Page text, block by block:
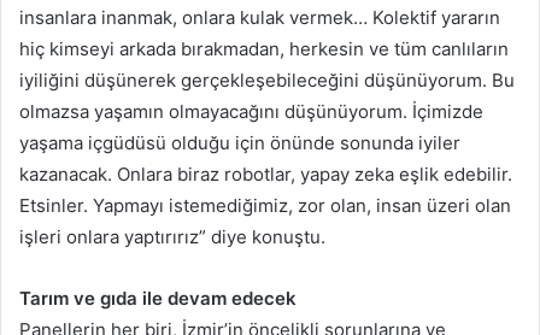
insanlara inanmak, onlara kulak vermek… Kolektif yararın
hiç kimseyi arkada bırakmadan, herkesin ve tüm canlıların
iyiliğini düşünerek gerçekleşebileceğini düşünüyorum. Bu
olmazsa yaşamın olmayacağını düşünüyorum. İçimizde
yaşama içgüdüsü olduğu için önünde sonunda iyiler
kazanacak. Onlara biraz robotlar, yapay zeka eşlik edebilir.
Etsinler. Yapmayı istemediğimiz, zor olan, insan üzeri olan
işleri onlara yaptırırız” diye konuştu.
Tarım ve gıda ile devam edecek
Panellerin her biri, İzmir’in öncelikli sorunlarına ve